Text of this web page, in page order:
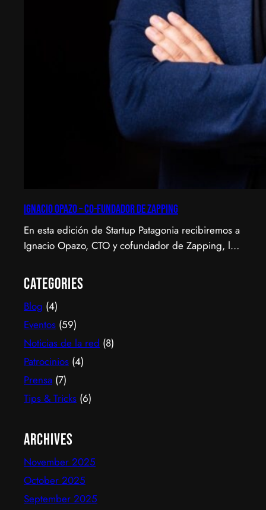
Ignacio Opazo – Co-Fundador de Zapping
En esta edición de Startup Patagonia recibiremos a
Ignacio Opazo, CTO y cofundador de Zapping, la
que América Latina ve televisión. ​Zapping nació
con una idea simple y potente: ofrecer una
experiencia de TV por internet fluida, sin
decodificadores ni contratos, y hoy suma más de
600…
Categories
Blog (4)
Eventos (59)
Noticias de la red (8)
Patrocinios (4)
Prensa (7)
Tips & Tricks (6)
Archives
November 2025
October 2025
September 2025